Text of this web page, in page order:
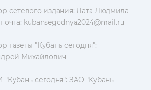
сетевого издания: Лата Людмила
kubansegodnya2024@mail.ru
газеты "Кубань сегодня":
Михайлович
сегодня": ЗАО "Кубань